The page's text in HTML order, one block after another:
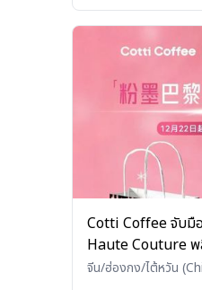
Cotti Coffee จับมือ
Haute Couture พลิกภาพลักษณ์จาก
แบรนด์ราคาประหยั
จีน/ฮ่องกง/ไต้หวัน